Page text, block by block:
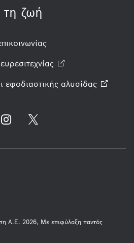
τη ζωή
ευρεσιτεχνίας
εφοδιαστικής αλυσίδας
Α.Ε. 2026, Με επιφύλαξη παντός